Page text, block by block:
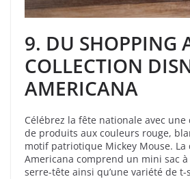
9. DU SHOPPING
COLLECTION
AMERICANA
Célébrez la fête nationale avec
de produits aux couleurs rouge,
motif patriotique Mickey Mouse. La
Americana comprend un mini sac
serre-tête ainsi qu’une variété de t-